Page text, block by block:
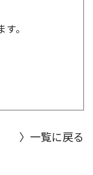
。
〉一覧に戻る